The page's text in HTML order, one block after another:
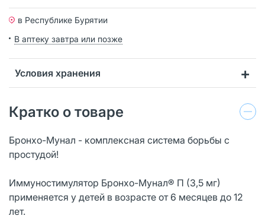
в Республике Бурятии
В аптеку завтра или позже
Условия хранения
Кратко о товаре
Бронхо-Мунал - комплексная система борьбы с
простудой!
Иммуностимулятор Бронхо-Мунал® П (3,5 мг)
применяется у детей в возрасте от 6 месяцев до 12
лет.